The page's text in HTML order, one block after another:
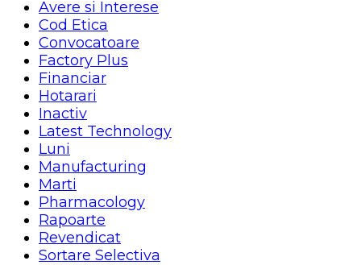
Avere si Interese
Cod Etica
Convocatoare
Factory Plus
Financiar
Hotarari
Inactiv
Latest Technology
Luni
Manufacturing
Marti
Pharmacology
Rapoarte
Revendicat
Sortare Selectiva